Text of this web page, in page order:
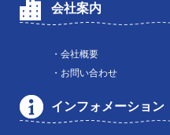
会社案内
・会社概要
・お問い合わせ
インフォメーション